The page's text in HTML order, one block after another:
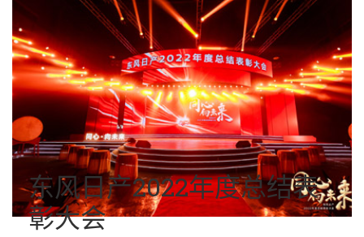
东风日产2022年度总结表
彰大会